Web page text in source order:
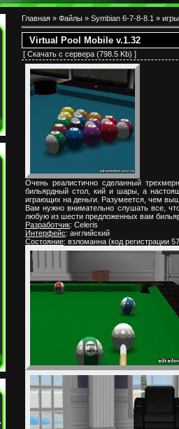
Главная » Файлы » Symbian 6-7-8-8.1 »
Virtual Pool Mobile v.1.32
[ Скачать с сервера (798.5 Kb) ]
Очень реалистично сделанный
бильярдный стол, кий и шары, а
играющих на деньги. Разумеется, чем
Вам нужно внимательно слушать все,
любую из шести предложенных вам
Разработчик: Celeris
Интерфейс: английский
Состояние: взломанна (код регистрации